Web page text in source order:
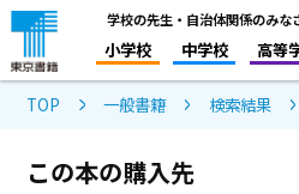
学校の先生・自治体関係のみな
小学校 中学校 高等
TOP 一般書籍 検索結果
この本の購入先